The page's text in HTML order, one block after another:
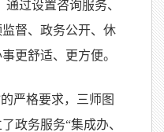
过设置咨询服务、
督、政务公开、休
更舒适、更方便。
严格要求，三师图
政务服务“集成办、